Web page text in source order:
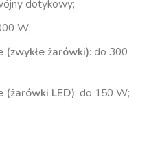
dotykowy;
W;
(zwykłe żarówki): do 300
(żarówki LED): do 150 W;